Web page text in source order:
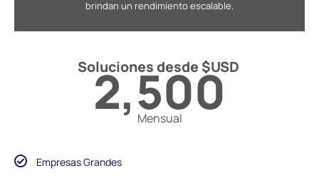
brindan un rendimiento escalable.
Soluciones desde $USD
2,500
Mensual
Empresas Grandes